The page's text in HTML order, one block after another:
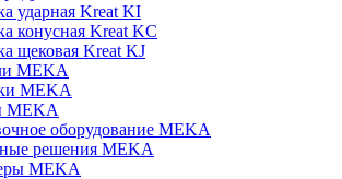
ударная Kreat KI
конусная Kreat KC
щековая Kreat KJ
MEKA
MEKA
MEKA
оборудование MEKA
решения MEKA
MEKA